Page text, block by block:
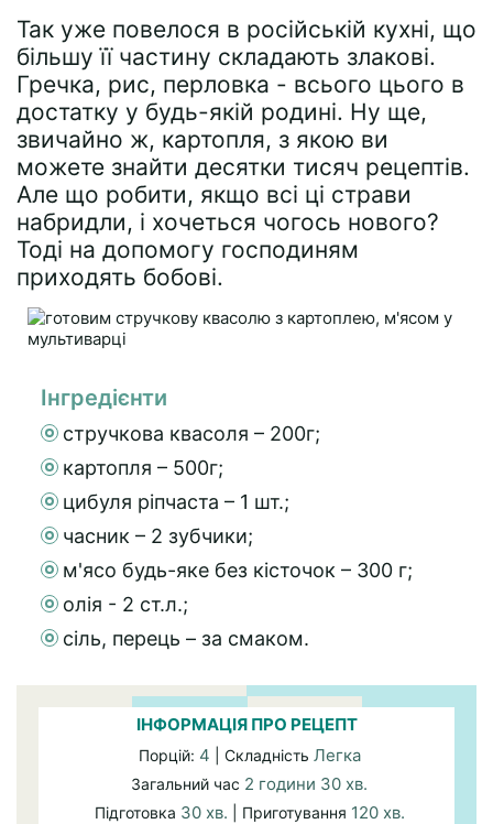
Так уже повелося в російській кухні, що
більшу її частину складають злакові.
Гречка, рис, перловка - всього цього в
достатку у будь-якій родині. Ну ще,
звичайно ж, картопля, з якою ви
можете знайти десятки тисяч рецептів.
Але що робити, якщо всі ці страви
набридли, і хочеться чогось нового?
Тоді на допомогу господиням
приходять бобові.
Інгредієнти
стручкова квасоля – 200г;
картопля – 500г;
цибуля ріпчаста – 1 шт.;
часник – 2 зубчики;
м'ясо будь-яке без кісточок – 300 г;
олія - 2 ст.л.;
сіль, перець – за смаком.
ІНФОРМАЦІЯ ПРО РЕЦЕПТ
Порцій: 4 | Складність Легка
Загальний час 2 години 30 хв.
Підготовка 30 хв. | Приготування 120 хв.